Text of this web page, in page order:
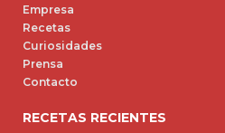
Empresa
Recetas
Curiosidades
Prensa
Contacto
RECETAS RECIENTES